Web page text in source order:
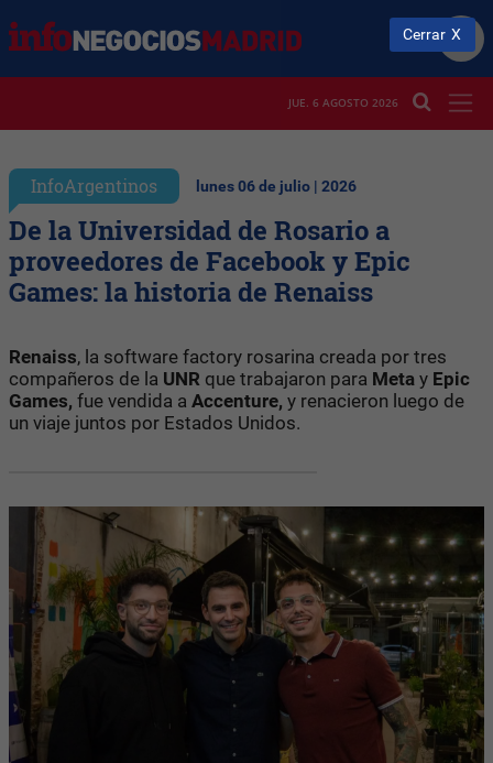
JUE. 6 AGOSTO 2026
InfoArgentinos lunes 06 de julio | 2026
De la Universidad de Rosario a
proveedores de Facebook y Epic
Games: la historia de Renaiss
Renaiss, la software factory rosarina creada por tres
compañeros de la UNR que trabajaron para Meta y Epic
Games, fue vendida a Accenture, y renacieron luego de
un viaje juntos por Estados Unidos.
Cerrar